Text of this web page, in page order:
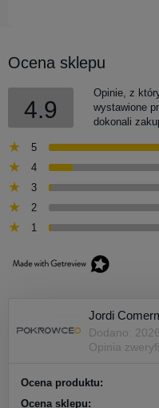
Ocena sklepu
4.9
Opinie, z
wystawione
dokonali
5
4
3
2
1
Jordi
Dodano:
Opinia
Ocena produktu:
Ocena sklepu: